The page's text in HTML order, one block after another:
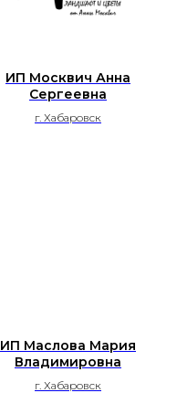
ИП Москвич Анна
Сергеевна
г. Хабаровск
ИП Маслова Мария
Владимировна
г. Хабаровск